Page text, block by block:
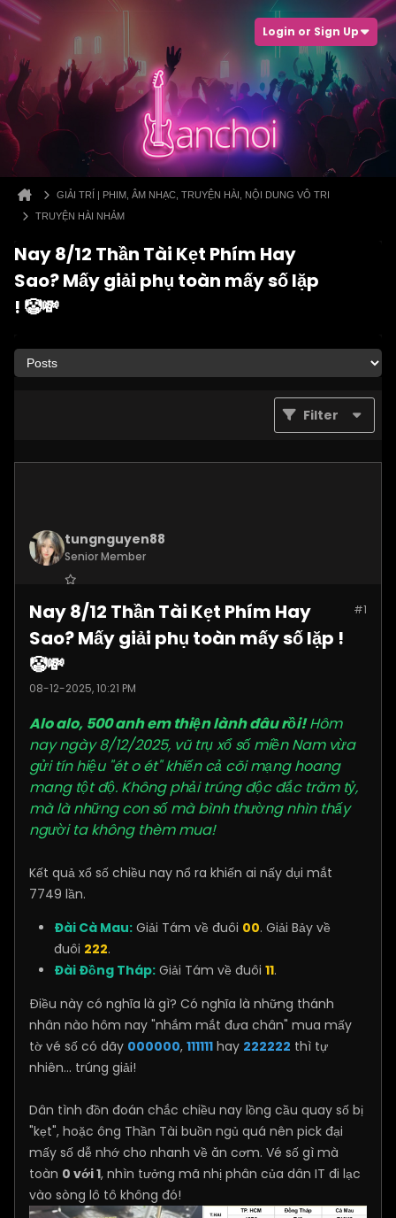
Login or Sign Up
GIẢI TRÍ | PHIM, ÂM NHẠC, TRUYỆN HÀI, NỘI DUNG VÔ TRI
TRUYỆN HÀI NHẢM
Nay 8/12 Thần Tài Kẹt Phím Hay
Sao? Mấy giải phụ toàn mấy số lặp
! 🤡💸
Filter
tungnguyen88
Senior Member
Join Date:
Posts:3619 #1
Nay 8/12 Thần Tài Kẹt Phím Hay
Sao? Mấy giải phụ toàn mấy số lặp !
🤡💸
08-12-2025, 10:21 PM
Alo alo, 500 anh em thiện lành đâu rồi!Hôm
nay ngày 8/12/2025, vũ trụ xổ số miền Nam vừa
gửi tín hiệu "ét o ét" khiến cả cõi mạng hoang
mang tột độ. Không phải trúng độc đắc trăm tỷ,
mà là những con số mà bình thường nhìn thấy
người ta không thèm mua!
Kết quả xổ số chiều nay nổ ra khiến ai nấy dụi mắt
7749 lần.
Đài Cà Mau: Giải Tám về đuôi 00. Giải Bảy về
đuôi 222.
Đài Đồng Tháp: Giải Tám về đuôi 11.
Điều này có nghĩa là gì? Có nghĩa là những thánh
nhân nào hôm nay "nhắm mắt đưa chân" mua mấy
tờ vé số có dãy 000000, 111111 hay 222222 thì tự
nhiên... trúng giải!
Dân tình đồn đoán chắc chiều nay lồng cầu quay số bị
"kẹt", hoặc ông Thần Tài buồn ngủ quá nên pick đại
mấy số dễ nhớ cho nhanh về ăn cơm. Vé số gì mà
toàn 0 với 1, nhìn tưởng mã nhị phân của dân IT đi lạc
vào sòng lô tô không đó!